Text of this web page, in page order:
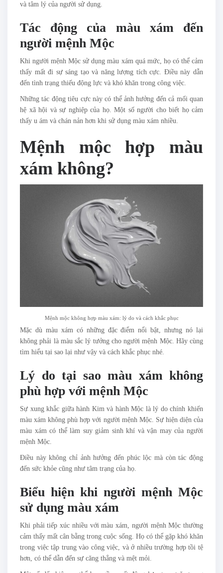
và tâm lý của người sử dụng.
Tác động của màu xám đến
người mệnh Mộc
Khi người mệnh Mộc sử dụng màu xám quá mức, họ có thể cảm
thấy mất đi sự sáng tạo và năng lượng tích cực. Điều này dẫn
đến tình trạng thiếu động lực và khó khăn trong công việc.
Những tác động tiêu cực này có thể ảnh hưởng đến cả mối quan
hệ xã hội và sự nghiệp của họ. Một số người cho biết họ cảm
thấy u ám và chán nản hơn khi sử dụng màu xám nhiều.
Mệnh mộc hợp màu
xám không​?
Mệnh mộc không hợp màu xám: lý do và cách khắc phục
Mặc dù màu xám có những đặc điểm nổi bật, nhưng nó lại
không phải là màu sắc lý tưởng cho người mệnh Mộc. Hãy cùng
tìm hiểu tại sao lại như vậy và cách khắc phục nhé.
Lý do tại sao màu xám không
phù hợp với mệnh Mộc
Sự xung khắc giữa hành Kim và hành Mộc là lý do chính khiến
màu xám không phù hợp với người mệnh Mộc. Sự hiện diện của
màu xám có thể làm suy giảm sinh khí và vận may của người
mệnh Mộc.
Điều này không chỉ ảnh hưởng đến phúc lộc mà còn tác động
đến sức khỏe cũng như tâm trạng của họ.
Biểu hiện khi người mệnh Mộc
sử dụng màu xám
Khi phải tiếp xúc nhiều với màu xám, người mệnh Mộc thường
cảm thấy mất cân bằng trong cuộc sống. Họ có thể gặp khó khăn
trong việc tập trung vào công việc, và ở nhiều trường hợp tồi tệ
hơn, có thể dẫn đến sự căng thẳng và mệt mỏi.